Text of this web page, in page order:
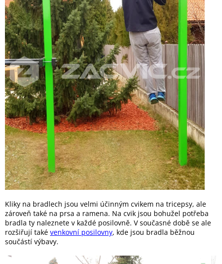
Kliky na bradlech jsou velmi účinným cvikem na tricepsy, ale
zároveň také na prsa a ramena. Na cvik jsou bohužel potřeba
bradla ty naleznete v každé posilovně. V současné době se ale
rozšiřují také venkovní posilovny, kde jsou bradla běžnou
součástí výbavy.